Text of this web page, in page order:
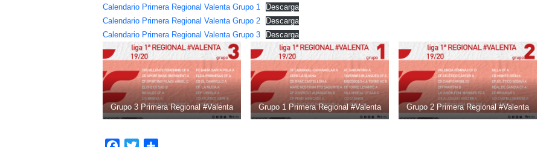
Calendario Primera Regional Valenta Grupo 1
Descarga
Calendario Primera Regional Valenta Grupo 2
Descarga
Calendario Primera Regional Valenta Grupo 3
Descarga
Grupo 3 Primera Regional #Valenta Grupo 1 Primera Regional #Valenta Grupo 2 Primera Regional #Valenta